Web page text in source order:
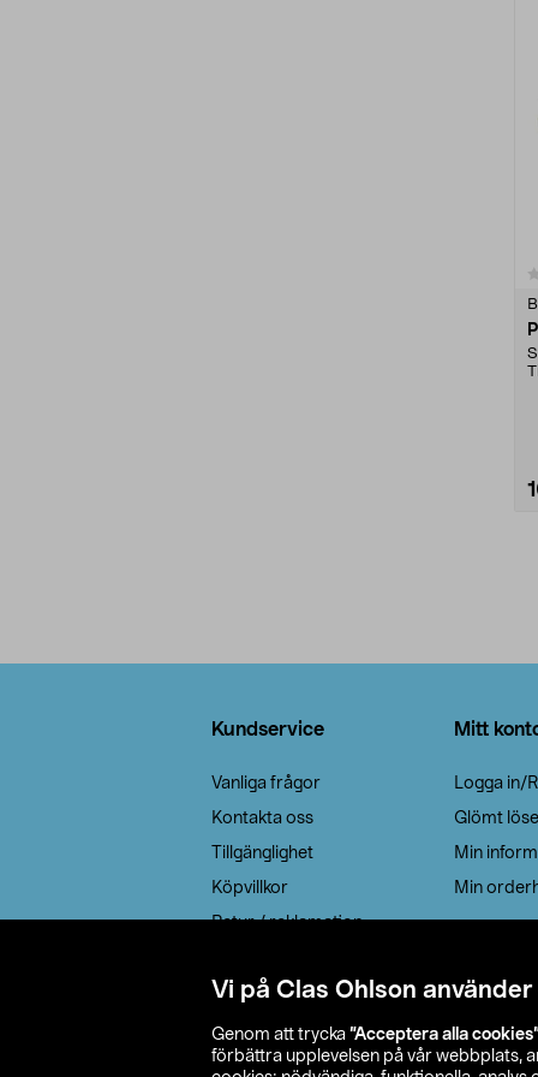
Vi på Clas Ohlson
Genom att trycka ”Acceptera alla
förbättra upplevelsen på vår webbplats,
Kundservice
Vanliga frågor
Kontakta oss
Tillgänglighet
Köpvillkor
Retur / reklamation
Cookie policy
Leveransalternativ
Mitt
Logga in/
Glömt
Min
Min